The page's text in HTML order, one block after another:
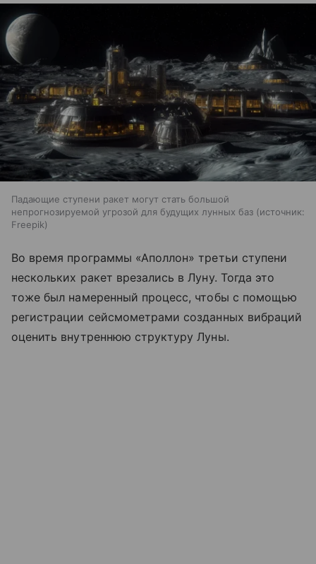
Падающие ступени ракет могут стать большой
непрогнозируемой угрозой для будущих лунных баз
источник:
Freepik
Во время программы «Аполлон» третьи ступени
нескольких ракет врезались в Луну. Тогда это
тоже был намеренный процесс, чтобы с помощью
регистрации сейсмометрами созданных вибраций
оценить внутреннюю структуру Луны.